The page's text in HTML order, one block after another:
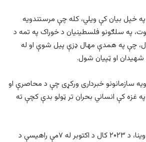
په خپل بیان کې ویلي، کله چې مرستندویه
په سلګونو فلسطینیان د خوراک په تمه د
چې په همدې مهال ډزې پیل شوې او له
او ټپیان شول.
سازمانونو خبرداری ورکړی چې د محاصرې او
په غزه کې انساني بحران تر ټولو بدې کچې ته
د غزې د روغتیا وزارت په وینا، د ۲۰۲۳ کال د اکتوبر له ۷مې راهیسې د